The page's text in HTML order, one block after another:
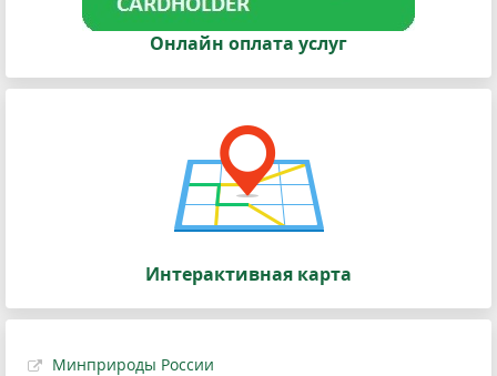
Онлайн оплата услуг
Интерактивная карта
Минприроды России